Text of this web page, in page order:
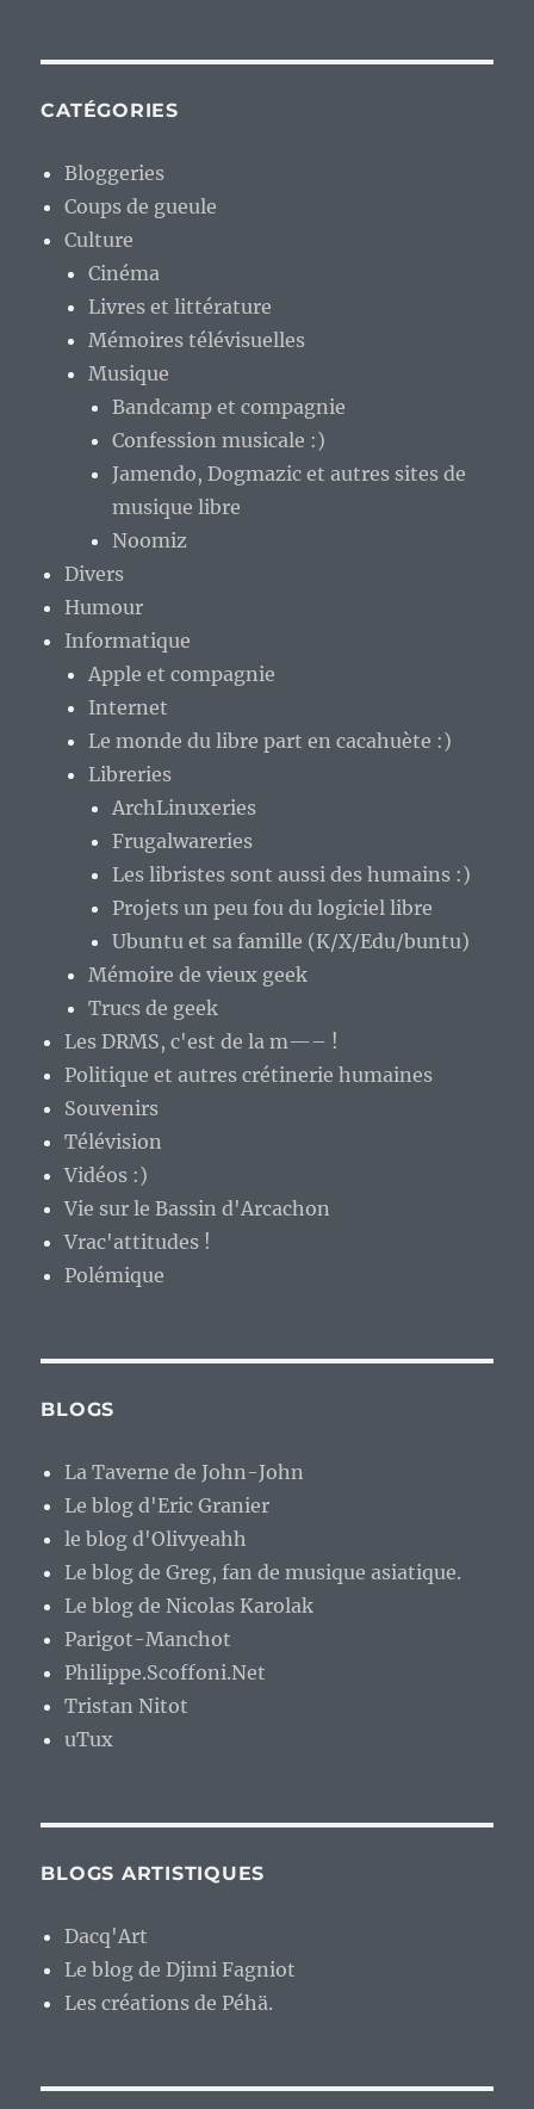
CATÉGORIES
Bloggeries
Coups de gueule
Culture
Cinéma
Livres et littérature
Mémoires télévisuelles
Musique
Bandcamp et compagnie
Confession musicale :)
Jamendo, Dogmazic et autres sites de
musique libre
Noomiz
Divers
Humour
Informatique
Apple et compagnie
Internet
Le monde du libre part en cacahuète :)
Libreries
ArchLinuxeries
Frugalwareries
Les libristes sont aussi des humains :)
Projets un peu fou du logiciel libre
Ubuntu et sa famille (K/X/Edu/buntu)
Mémoire de vieux geek
Trucs de geek
Les DRMS, c'est de la m—– !
Politique et autres crétinerie humaines
Souvenirs
Télévision
Vidéos :)
Vie sur le Bassin d'Arcachon
Vrac'attitudes !
Polémique
BLOGS
La Taverne de John-John
Le blog d'Eric Granier
le blog d'Olivyeahh
Le blog de Greg, fan de musique asiatique.
Le blog de Nicolas Karolak
Parigot-Manchot
Philippe.Scoffoni.Net
Tristan Nitot
uTux
BLOGS ARTISTIQUES
Dacq'Art
Le blog de Djimi Fagniot
Les créations de Péhä.